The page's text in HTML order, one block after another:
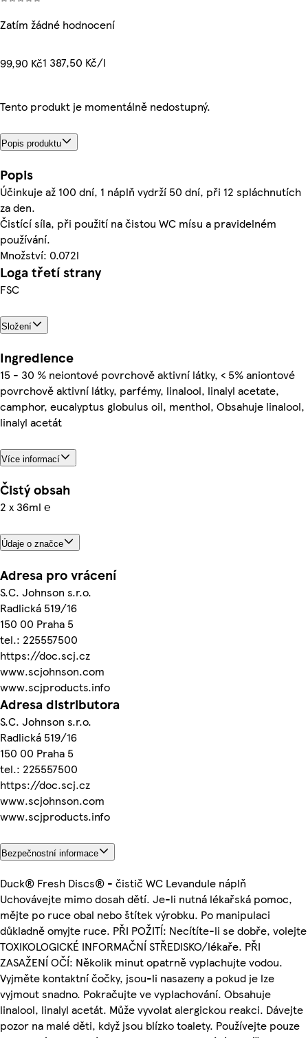
Zatím žádné hodnocení
99,90 Kč1 387,50 Kč/l
Tento produkt je momentálně nedostupný.
Popis produktu
Popis
Účinkuje až 100 dní, 1 náplň vydrží 50 dní, při 12 spláchnutích
za den.
Čistící síla, při použití na čistou WC mísu a pravidelném
používání.
Množství: 0.072l
Loga třetí strany
FSC
Složení
Ingredience
15 - 30 % neiontové povrchově aktivní látky, < 5% aniontové
povrchově aktivní látky, parfémy, linalool, linalyl acetate,
camphor, eucalyptus globulus oil, menthol, Obsahuje linalool,
linalyl acetát
Více informací
Čistý obsah
2 x 36ml ℮
Údaje o značce
Adresa pro vrácení
S.C. Johnson s.r.o.
Radlická 519/16
150 00 Praha 5
tel.: 225557500
https://doc.scj.cz
www.scjohnson.com
www.scjproducts.info
Adresa distributora
S.C. Johnson s.r.o.
Radlická 519/16
150 00 Praha 5
tel.: 225557500
https://doc.scj.cz
www.scjohnson.com
www.scjproducts.info
Bezpečnostní informace
Duck® Fresh Discs® - čistič WC Levandule náplň
Uchovávejte mimo dosah dětí. Je-li nutná lékařská pomoc,
mějte po ruce obal nebo štítek výrobku. Po manipulaci
důkladně omyjte ruce. PŘI POŽITÍ: Necítíte-li se dobře, volejte
TOXIKOLOGICKÉ INFORMAČNÍ STŘEDISKO/lékaře. PŘI
ZASAŽENÍ OČÍ: Několik minut opatrně vyplachujte vodou.
Vyjměte kontaktní čočky, jsou-li nasazeny a pokud je lze
vyjmout snadno. Pokračujte ve vyplachování. Obsahuje
linalool, linalyl acetát. Může vyvolat alergickou reakci. Dávejte
pozor na malé děti, když jsou blízko toalety. Používejte pouze